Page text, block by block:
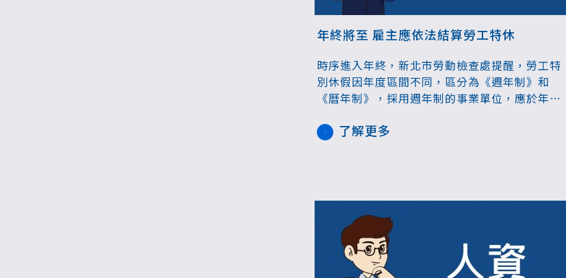
年終將至 雇主應依法結算勞工特休
時序進入年終，新北市勞動檢查處提醒，勞工特
別休假因年度區間不同，區分為《週年制》和
《曆年制》，採用週年制的事業單位，應於年度
特休假折算工資，也應將勞工每年特休期日及未
了解更多